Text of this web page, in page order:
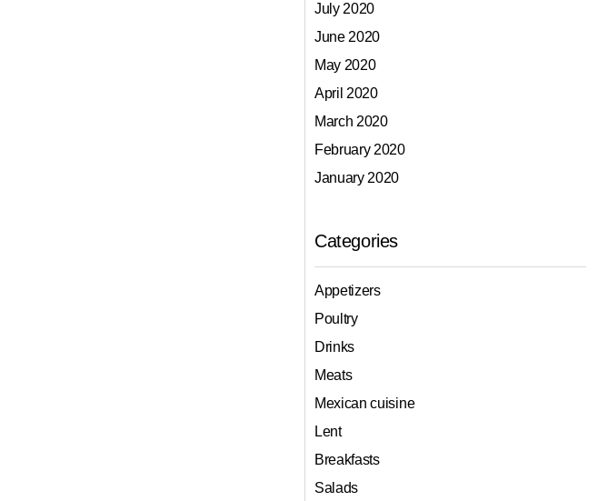
July 2020
June 2020
May 2020
April 2020
March 2020
February 2020
January 2020
Categories
Appetizers
Poultry
Drinks
Meats
Mexican cuisine
Lent
Breakfasts
Salads